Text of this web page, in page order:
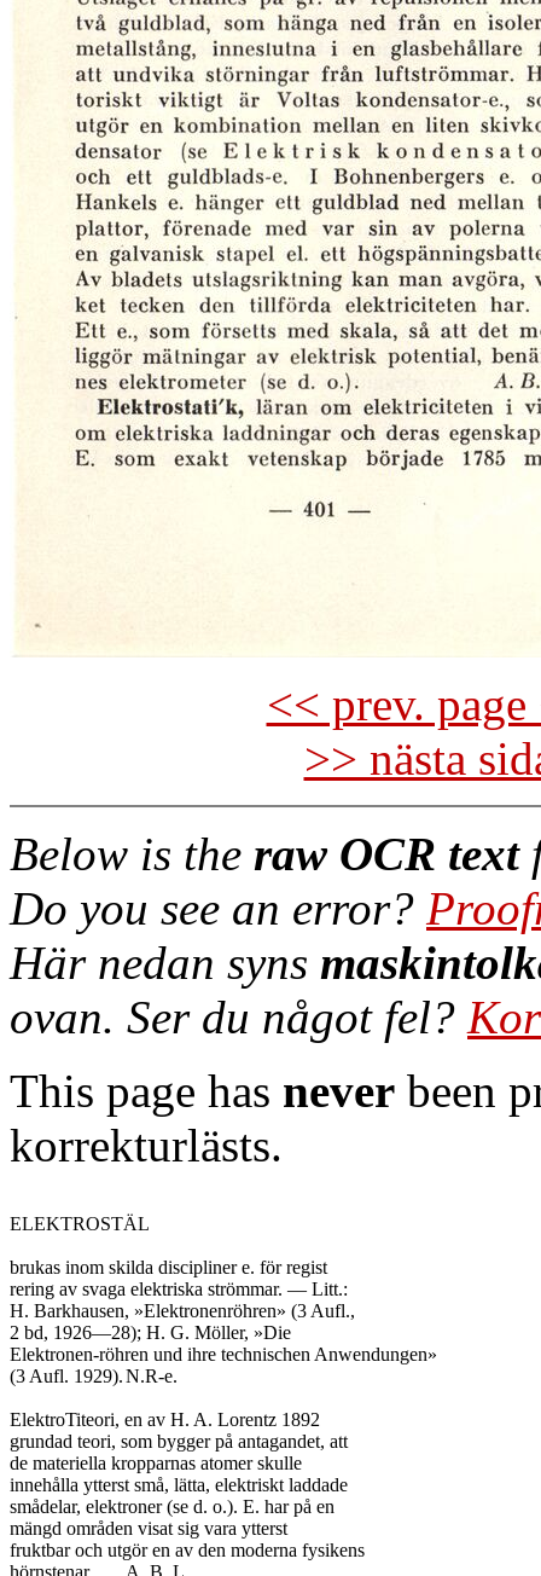
<< prev.
>> nästa
Below is the raw OCR text
Do you see an error?
Här nedan syns
ovan. Ser du något fel?
This page has never been
korrekturlästs.
ELEKTROSTÄL
brukas inom skilda discipliner e. för regist
rering av svaga elektriska strömmar. — Litt.:
H. Barkhausen, »Elektronenröhren» (3 Aufl.,
2 bd, 1926—28); H. G. Möller, »Die
Elektronen-röhren und ihre technischen Anwendungen»
(3 Aufl. 1929).	N.R-e.
ElektroTiteori, en av H. A. Lorentz 1892
grundad teori, som bygger på antagandet, att
de materiella kropparnas atomer skulle
innehålla ytterst små, lätta, elektriskt laddade
smådelar, elektroner (se d. o.). E. har på en
mängd områden visat sig vara ytterst
fruktbar och utgör en av den moderna fysikens
hörnstenar.	A. B. L.